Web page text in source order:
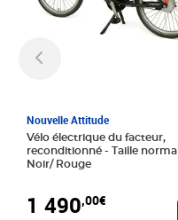
Nouvelle Attitude
Vélo électrique du facteur,
reconditionné - Taille normale -
Noir/ Rouge
1 490,00€